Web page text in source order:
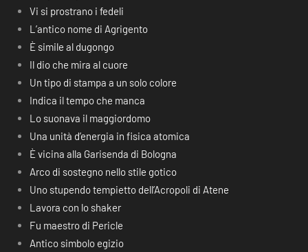
Vi si prostrano i fedeli
L’antico nome di Agrigento
È simile al dugongo
Il dio che mira al cuore
Un tipo di stampa a un solo colore
Indica il tempo che manca
Lo suonava il maggiordomo
Una unità d’energia in fisica atomica
È vicina alla Garisenda di Bologna
Arco di sostegno nello stile gotico
Uno stupendo tempietto dell’Acropoli di Atene
Lavora con lo shaker
Fu maestro di Pericle
Antico simbolo egizio